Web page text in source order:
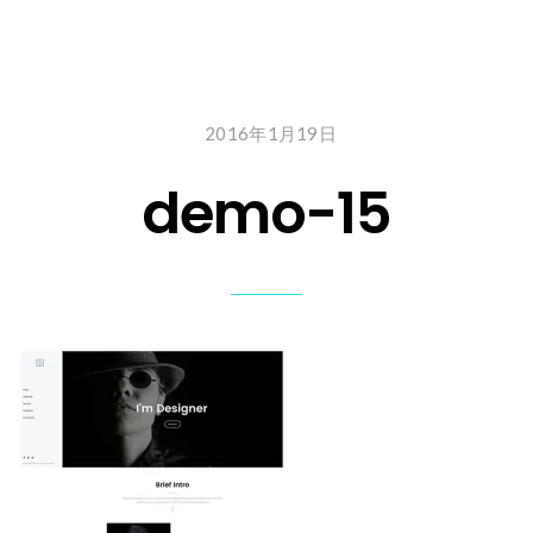
2016年1月19日
demo-15